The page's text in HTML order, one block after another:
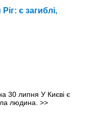
є загиблі,
30 липня У Києві є
людина. >>